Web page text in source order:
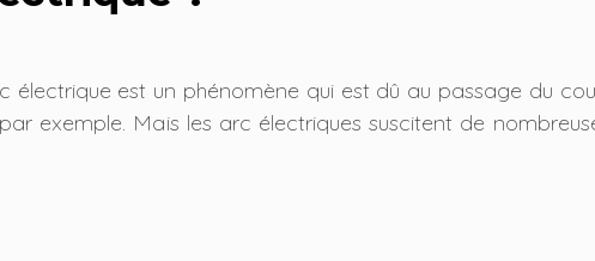
électrique est un phénomène qui est dû au passage du
exemple. Mais les arc électriques suscitent de